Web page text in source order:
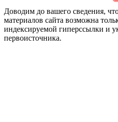
Доводим до вашего сведения,
материалов сайта возможна
индексируемой гиперссылки и
первоисточника.